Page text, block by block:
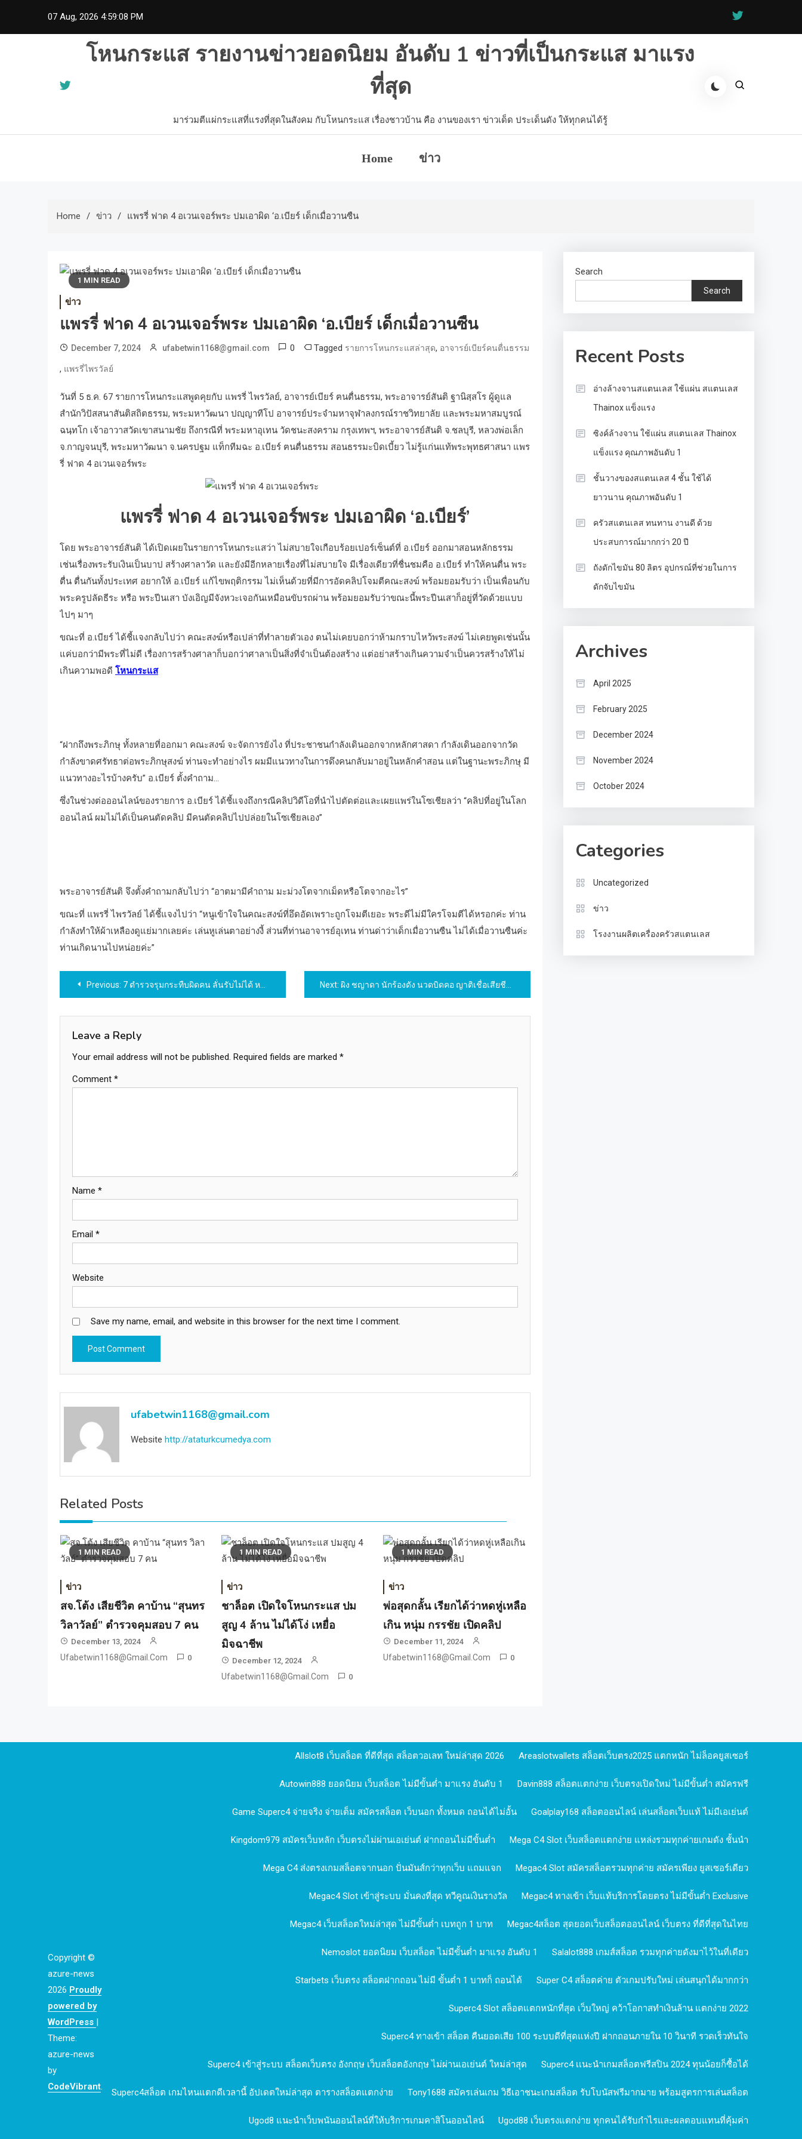
07 Aug, 2026 4:59:09 PM
โหนกระแส รายงานข่าวยอดนิยม อันดับ 1 ข่าวที่เป็นกระแส มาแรง
ที่สุด
มาร่วมตีแผ่กระแสที่แรงที่สุดในสังคม กับโหนกระแส เรื่องชาวบ้าน คือ งานของเรา ข่าวเด็ด ประเด็นดัง ให้ทุกคนได้รู้
Home ข่าว
Home ข่าว แพรรี่ ฟาด 4 อเวนเจอร์พระ ปมเอาผิด ‘อ.เบียร์ เด็กเมื่อวานซืน
1 MIN READ
ข่าว
แพรรี่ ฟาด 4 อเวนเจอร์พระ ปมเอาผิด ‘อ.เบียร์ เด็กเมื่อวานซืน
December 7, 2024 ufabetwin1168@gmail.com 0 Tagged รายการโหนกระแสล่าสุด, อาจารย์เบียร์คนตื่นธรรม
, แพรรี่ไพรวัลย์
วันที่ 5 ธ.ค. 67 รายการโหนกระแสพูดคุยกับ แพรรี่ ไพรวัลย์, อาจารย์เบียร์ ฅนตื่นธรรม, พระอาจารย์สันติ ฐานิสฺสโร ผู้ดูแล
สำนักวิปัสสนาสันติสถิตธรรม, พระมหาวัฒนา ปญฺญาทีโป อาจารย์ประจำมหาจุฬาลงกรณ์ราชวิทยาลัย และพระมหาสมบูรณ์
ฉนฺทโก เจ้าอาวาสวัดเขาสนามชัย ถึงกรณีที่ พระมหาอุเทน วัดชนะสงคราม กรุงเทพฯ, พระอาจารย์สันติ จ.ชลบุรี, หลวงพ่อเล็ก
จ.กาญจนบุรี, พระมหาวัฒนา จ.นครปฐม แท็กทีมฉะ อ.เบียร์ ฅนตื่นธรรม สอนธรรมะบิดเบี้ยว ไม่รู้แก่นแท้พระพุทธศาสนา แพร
รี่ ฟาด 4 อเวนเจอร์พระ
แพรรี่ ฟาด 4 อเวนเจอร์พระ ปมเอาผิด ‘อ.เบียร์’
โดย พระอาจารย์สันติ ได้เปิดเผยในรายการโหนกระแสว่า ไม่สบายใจเกือบร้อยเปอร์เซ็นต์ที่ อ.เบียร์ ออกมาสอนหลักธรรม
เช่นเรื่องพระรับเงินเป็นบาป สร้างศาลาวัด และยังมีอีกหลายเรื่องที่ไม่สบายใจ มีเรื่องเดียวที่ชื่นชมคือ อ.เบียร์ ทำให้คนตื่น พระ
ตื่น ตื่นกันทั้งประเทศ อยากให้ อ.เบียร์ แก้ไขพฤติกรรม ไม่เห็นด้วยที่มีการอัดคลิปโจมตีคณะสงฆ์ พร้อมยอมรับว่า เป็นเพื่อนกับ
พระครูปลัดธีระ หรือ พระปีนเสา บังเอิญมีจังหวะเจอกันเหมือนขับรถผ่าน พร้อมยอมรับว่าขณะนี้พระปีนเสาก็อยู่ที่วัดด้วยแบบ
ไปๆ มาๆ
ขณะที่ อ.เบียร์ ได้ชี้แจงกลับไปว่า คณะสงฆ์หรือเปล่าที่ทำลายตัวเอง ตนไม่เคยบอกว่าห้ามกราบไหว้พระสงฆ์ ไม่เคยพูดเช่นนั้น
แค่บอกว่ามีพระที่ไม่ดี เรื่องการสร้างศาลาก็บอกว่าศาลาเป็นสิ่งที่จำเป็นต้องสร้าง แต่อย่าสร้างเกินความจำเป็นควรสร้างให้ไม่
เกินความพอดี โหนกระแส
“ฝากถึงพระภิกษุ ทั้งหลายที่ออกมา คณะสงฆ์ จะจัดการยังไง ที่ประชาชนกำลังเดินออกจากหลักศาสดา กำลังเดินออกจากวัด
กำลังขาดศรัทธาต่อพระภิกษุสงฆ์ ท่านจะทำอย่างไร ผมมีแนวทางในการดึงคนกลับมาอยู่ในหลักคำสอน แต่ในฐานะพระภิกษุ มี
แนวทางอะไรบ้างครับ” อ.เบียร์ ตั้งคำถาม…
ซึ่งในช่วงต่อออนไลน์ของรายการ อ.เบียร์ ได้ชี้แจงถึงกรณีคลิปวิดีโอที่นำไปตัดต่อและเผยแพร่ในโซเชียลว่า “คลิปที่อยู่ในโลก
ออนไลน์ ผมไม่ได้เป็นคนตัดคลิป มีคนตัดคลิปไปปล่อยในโซเชียลเอง”
พระอาจารย์สันติ จึงตั้งคำถามกลับไปว่า “อาตมามีคำถาม มะม่วงโตจากเม็ดหรือโตจากอะไร”
ขณะที่ แพรรี่ ไพรวัลย์ ได้ชี้แจงไปว่า “หนูเข้าใจในคณะสงฆ์ที่อึดอัดเพราะถูกโจมตีเยอะ พระดีไม่มีใครโจมตีได้หรอกค่ะ ท่าน
กำลังทำให้ผ้าเหลืองดูแย่มากเลยค่ะ เล่นหูเล่นตาอย่างงี้ ส่วนที่ท่านอาจารย์อุเทน ท่านด่าว่าเด็กเมื่อวานซืน ไม่ได้เมื่อวานซืนค่ะ
ท่านเกิดนานไปหน่อยค่ะ”
Post
navigation
Previous: 7 ตำรวจรุมกระทืบผิดคน ลั่นรับไม่ได้ หลังดูภาพวงจรปิด Next: ผิง ชญาดา นักร้องดัง นวดบิดคอ ญาติเชื่อเสียชีวิตเพราะไปนวด
Leave a Reply
Your email address will not be published. Required fields are marked *
Comment *
Name *
Email *
Website
Save my name, email, and website in this browser for the next time I comment.
ufabetwin1168@gmail.com
Website http://ataturkcumedya.com
Related Posts
1 MIN READ
ข่าว
สจ.โต้ง เสียชีวิต คาบ้าน “สุนทร
วิลาวัลย์” ตำรวจคุมสอบ 7 คน
December 13, 2024
Ufabetwin1168@gmail.com 0
1 MIN READ
ข่าว
ชาล็อต เปิดใจโหนกระแส ปม
สูญ 4 ล้าน ไม่ได้โง่ เหยื่อ
มิจฉาชีพ
December 12, 2024
Ufabetwin1168@gmail.com 0
1 MIN READ
ข่าว
พ่อสุดกลั้น เรียกได้ว่าหดหู่เหลือ
เกิน หนุ่ม กรรชัย เปิดคลิป
December 11, 2024
Ufabetwin1168@gmail.com 0
Search
Search
Recent Posts
อ่างล้างจานสแตนเลส ใช้แผ่น สแตนเลส
Thainox แข็งแรง
ซิงค์ล้างจาน ใช้แผ่น สแตนเลส Thainox
แข็งแรง คุณภาพอันดับ 1
ชั้นวางของสแตนเลส 4 ชั้น ใช้ได้
ยาวนาน คุณภาพอันดับ 1
ครัวสแตนเลส ทนทาน งานดี ด้วย
ประสบการณ์มากกว่า 20 ปี
ถังดักไขมัน 80 ลิตร อุปกรณ์ที่ช่วยในการ
ดักจับไขมัน
Archives
April 2025
February 2025
December 2024
November 2024
October 2024
Categories
Uncategorized
ข่าว
โรงงานผลิตเครื่องครัวสแตนเลส
Copyright ©
azure-news
2026 Proudly
powered by
WordPress |
Theme:
azure-news
by
CodeVibrant.
Allslot8 เว็บสล็อต ที่ดีที่สุด สล็อตวอเลท ใหม่ล่าสุด 2026 Areaslotwallets สล็อตเว็บตรง2025 แตกหนัก ไม่ล็อคยูสเซอร์
Autowin888 ยอดนิยม เว็บสล็อต ไม่มีขั้นต่ำ มาแรง อันดับ 1 Davin888 สล็อตแตกง่าย เว็บตรงเปิดใหม่ ไม่มีขั้นต่ำ สมัครฟรี
Game Superc4 จ่ายจริง จ่ายเต็ม สมัครสล็อต เว็บนอก ทั้งหมด ถอนได้ไม่อั้น Goalplay168 สล็อตออนไลน์ เล่นสล็อตเว็บแท้ ไม่มีเอเย่นต์
Kingdom979 สมัครเว็บหลัก เว็บตรงไม่ผ่านเอเย่นต์ ฝากถอนไม่มีขั้นต่ำ Mega C4 Slot เว็บสล็อตแตกง่าย แหล่งรวมทุกค่ายเกมดัง ชั้นนำ
Mega C4 ส่งตรงเกมสล็อตจากนอก ปั่นมันส์กว่าทุกเว็บ แถมแจก Megac4 Slot สมัครสล็อตรวมทุกค่าย สมัครเพียง ยูสเซอร์เดียว
Megac4 Slot เข้าสู่ระบบ มั่นคงที่สุด ทวีคูณเงินรางวัล Megac4 ทางเข้า เว็บแท้บริการโดยตรง ไม่มีขั้นต่ำ Exclusive
Megac4 เว็บสล็อตใหม่ล่าสุด ไม่มีขั้นต่ำ เบทถูก 1 บาท Megac4สล็อต สุดยอดเว็บสล็อตออนไลน์ เว็บตรง ที่ดีที่สุดในไทย
Nemoslot ยอดนิยม เว็บสล็อต ไม่มีขั้นต่ำ มาแรง อันดับ 1 Salalot888 เกมส์สล็อต รวมทุกค่ายดังมาไว้ในที่เดียว
Starbets เว็บตรง สล็อตฝากถอน ไม่มี ขั้นต่ำ 1 บาทก็ ถอนได้ Super C4 สล็อตค่าย ตัวเกมปรับใหม่ เล่นสนุกได้มากกว่า
Superc4 Slot สล็อตแตกหนักที่สุด เว็บใหญ่ คว้าโอกาสทำเงินล้าน แตกง่าย 2022
Superc4 ทางเข้า สล็อต คืนยอดเสีย 100 ระบบดีที่สุดแห่งปี ฝากถอนภายใน 10 วินาที รวดเร็วทันใจ
Superc4 เข้าสู่ระบบ สล็อตเว็บตรง อังกฤษ เว็บสล็อตอังกฤษ ไม่ผ่านเอเย่นต์ ใหม่ล่าสุด Superc4 เเนะนำเกมสล็อตฟรีสปิน 2024 ทุนน้อยก็ซื้อได้
Superc4สล็อต เกมไหนแตกดีเวลานี้ อัปเดตใหม่ล่าสุด ตารางสล็อตแตกง่าย Tony1688 สมัครเล่นเกม วิธีเอาชนะเกมสล็อต รับโบนัสฟรีมากมาย พร้อมสูตรการเล่นสล็อต
Ugod8 แนะนำเว็บพนันออนไลน์ที่ให้บริการเกมคาสิโนออนไลน์ Ugod88 เว็บตรงแตกง่าย ทุกคนได้รับกำไรและผลตอบแทนที่คุ้มค่า